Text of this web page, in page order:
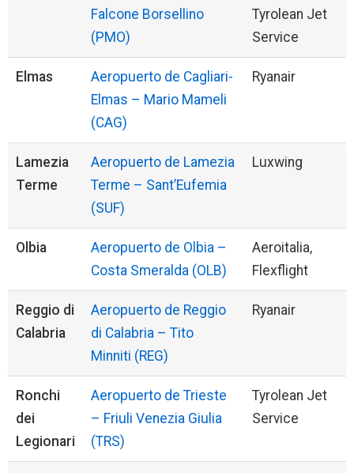
Falcone Borsellino
(PMO)
Tyrolean Jet
Service
Elmas
Aeropuerto de Cagliari-
Elmas – Mario Mameli
(CAG)
Ryanair
Lamezia
Terme
Aeropuerto de Lamezia
Terme – Sant’Eufemia
(SUF)
Luxwing
Olbia
Aeropuerto de Olbia –
Costa Smeralda (OLB)
Aeroitalia,
Flexflight
Reggio di
Calabria
Aeropuerto de Reggio
di Calabria – Tito
Minniti (REG)
Ryanair
Ronchi
dei
Legionari
Aeropuerto de Trieste
– Friuli Venezia Giulia
(TRS)
Tyrolean Jet
Service